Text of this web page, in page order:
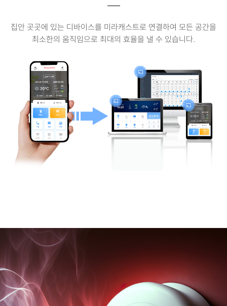
집안 곳곳에 있는 디바이스를 미라캐스트로 연결하여 모든 공간을
최소한의 움직임으로 최대의 효율을 낼 수 있습니다.